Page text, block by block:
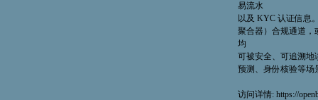
易流水
以及 KYC 认证信息
聚合器）合规通道，
均
可被安全、可追溯地
预测、身份核验等场
访问详情: https://